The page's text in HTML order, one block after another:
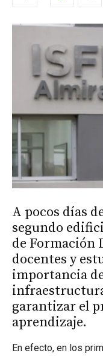
A pocos días
segundo
de Formación
docentes y
importancia
garantizar el
aprendizaje.
En efecto, en los